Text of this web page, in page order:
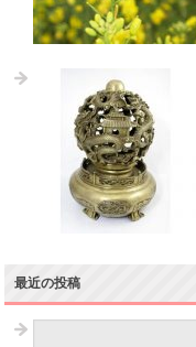
最近の投稿